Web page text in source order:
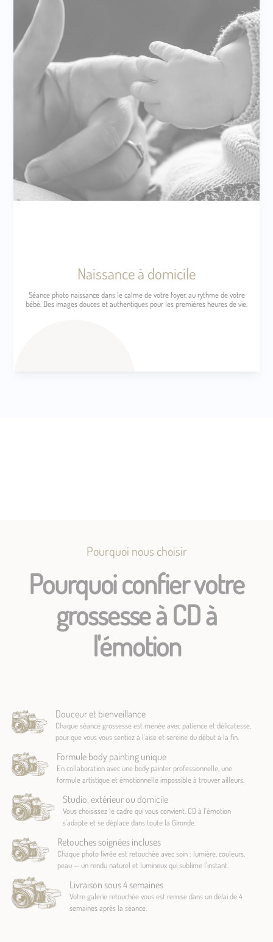
Naissance à domicile
Séance photo naissance dans le calme de votre foyer, au rythme de votre
bébé. Des images douces et authentiques pour les premières heures de vie.
Pourquoi nous choisir
Pourquoi confier votre
grossesse à CD à
l'émotion
Douceur et bienveillance
Chaque séance grossesse est menée avec patience et délicatesse,
pour que vous vous sentiez à l'aise et sereine du début à la fin.
Formule body painting unique
En collaboration avec une body painter professionnelle, une
formule artistique et émotionnelle impossible à trouver ailleurs.
Studio, extérieur ou domicile
Vous choisissez le cadre qui vous convient. CD à l'émotion
s'adapte et se déplace dans toute la Gironde.
Retouches soignées incluses
Chaque photo livrée est retouchée avec soin : lumière, couleurs,
peau — un rendu naturel et lumineux qui sublime l'instant.
Livraison sous 4 semaines
Votre galerie retouchée vous est remise dans un délai de 4
semaines après la séance.